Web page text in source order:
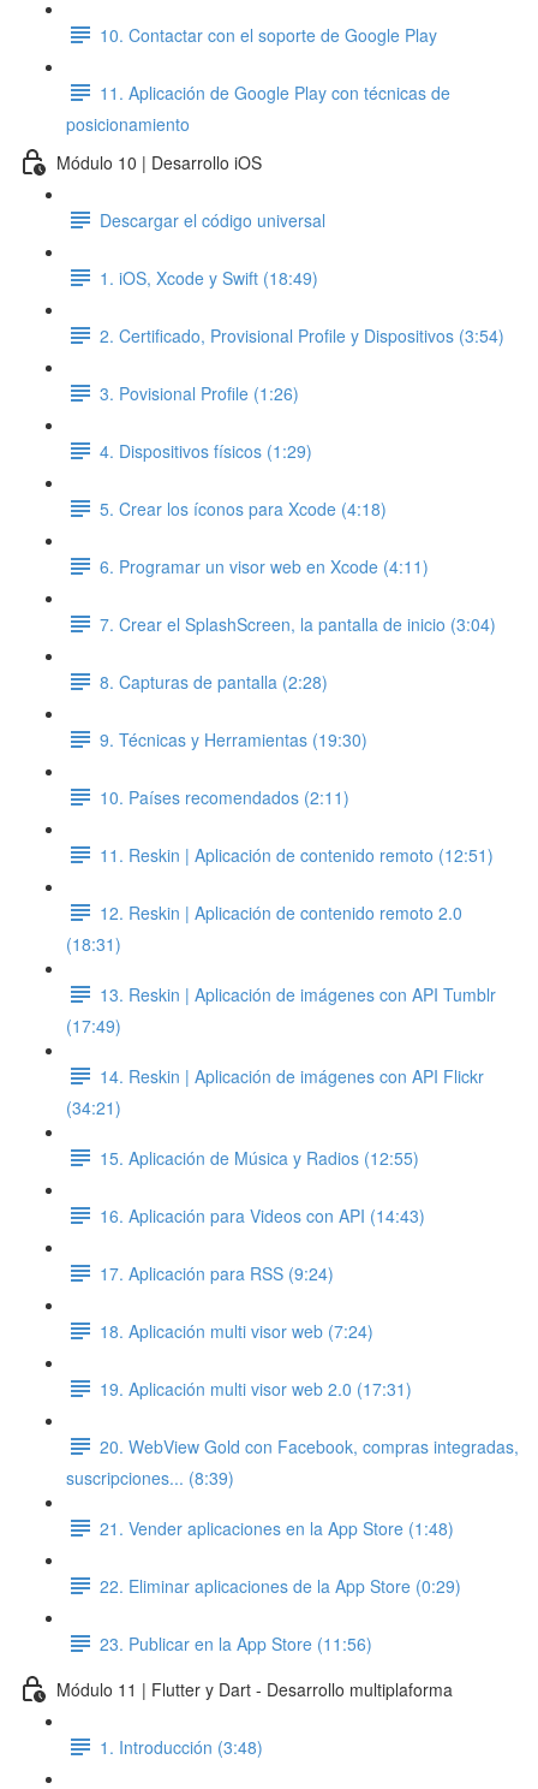
10. Contactar con el soporte de Google Play
11. Aplicación de Google Play con técnicas de
posicionamiento
Módulo 10 | Desarrollo iOS
Descargar el código universal
1. iOS, Xcode y Swift (18:49)
2. Certificado, Provisional Profile y Dispositivos (3:54)
3. Povisional Profile (1:26)
4. Dispositivos físicos (1:29)
5. Crear los íconos para Xcode (4:18)
6. Programar un visor web en Xcode (4:11)
7. Crear el SplashScreen, la pantalla de inicio (3:04)
8. Capturas de pantalla (2:28)
9. Técnicas y Herramientas (19:30)
10. Países recomendados (2:11)
11. Reskin | Aplicación de contenido remoto (12:51)
12. Reskin | Aplicación de contenido remoto 2.0
(18:31)
13. Reskin | Aplicación de imágenes con API Tumblr
(17:49)
14. Reskin | Aplicación de imágenes con API Flickr
(34:21)
15. Aplicación de Música y Radios (12:55)
16. Aplicación para Videos con API (14:43)
17. Aplicación para RSS (9:24)
18. Aplicación multi visor web (7:24)
19. Aplicación multi visor web 2.0 (17:31)
20. WebView Gold con Facebook, compras integradas,
suscripciones... (8:39)
21. Vender aplicaciones en la App Store (1:48)
22. Eliminar aplicaciones de la App Store (0:29)
23. Publicar en la App Store (11:56)
Módulo 11 | Flutter y Dart - Desarrollo multiplaforma
1. Introducción (3:48)